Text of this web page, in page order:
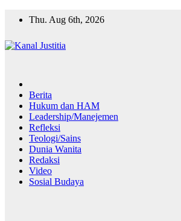
Thu. Aug 6th, 2026
Berita
Hukum dan HAM
Leadership/Manejemen
Refleksi
Teologi/Sains
Dunia Wanita
Redaksi
Video
Sosial Budaya